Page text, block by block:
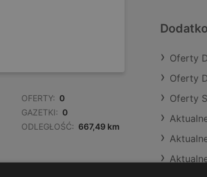
OFERTY: 0
GAZETKI: 0
ODLEGŁOŚĆ: 667,49 km
Oferty
Oferty
Oferty